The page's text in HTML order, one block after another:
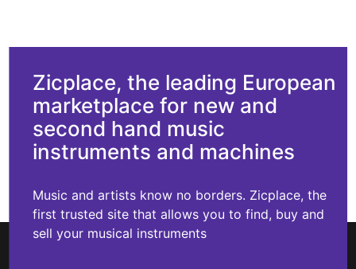
Zicplace, the leading European
marketplace for new and
second hand music
instruments and machines
Music and artists know no borders. Zicplace, the
first trusted site that allows you to find, buy and
sell your musical instruments